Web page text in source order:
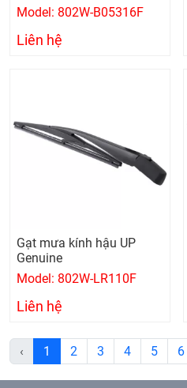
Model: 802W-B05316F
Liên hệ
Gạt mưa kính hậu UP
Genuine
Model: 802W-LR110F
Liên hệ
‹ 1 2 3 4 5 6